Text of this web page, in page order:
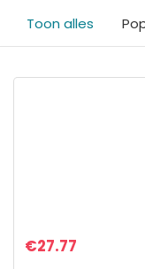
Toon alles
€27.77